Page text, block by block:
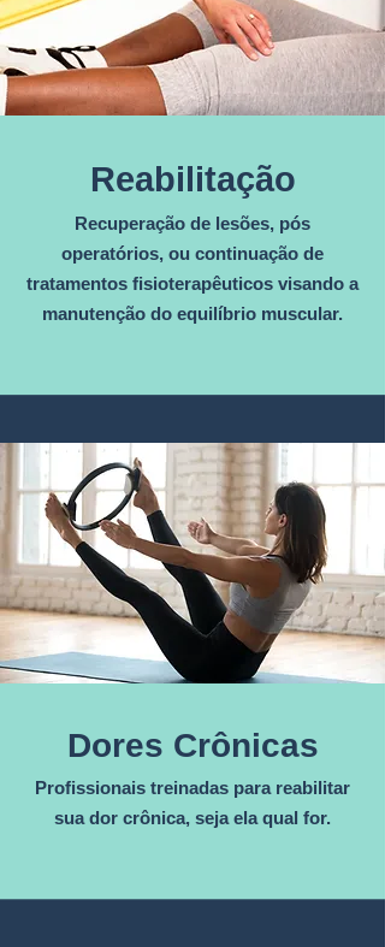
Reabilitação
Recuperação de lesões, pós
operatórios, ou continuação de
tratamentos fisioterapêuticos visando a
manutenção do equilíbrio muscular.
Dores Crônicas
Profissionais treinadas para reabilitar
sua dor crônica, seja ela qual for.